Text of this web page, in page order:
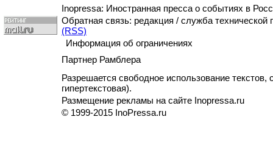
Inopressa: Иностранная пресса о событиях в
Обратная связь: редакция / служба технической
(RSS)
Информация об ограничениях
Партнер Рамблера
Разрешается свободное использование текстов,
гипертекстовая).
Размещение рекламы на сайте Inopressa.ru
© 1999-2015 InoPressa.ru